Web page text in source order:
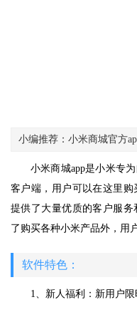
小编推荐：小米商城官方
小米商城app是小米专
客户端，用户可以在这里
提供了大量优质的客户服
了购买各种小米产品外，用
软件特色：
1、新人福利：新用户